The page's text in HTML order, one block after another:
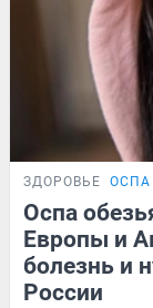
ЗДОРОВЬЕ ОСПА
Оспа
Европы и
болезнь и
России